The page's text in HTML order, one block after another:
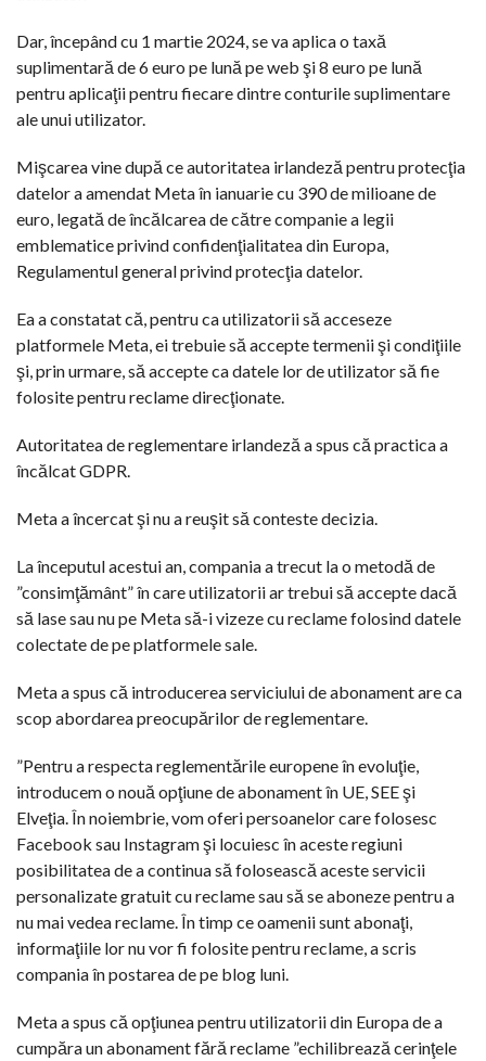
Dar, începând cu 1 martie 2024, se va aplica o taxă
suplimentară de 6 euro pe lună pe web şi 8 euro pe lună
pentru aplicaţii pentru fiecare dintre conturile suplimentare
ale unui utilizator.
Mişcarea vine după ce autoritatea irlandeză pentru protecţia
datelor a amendat Meta în ianuarie cu 390 de milioane de
euro, legată de încălcarea de către companie a legii
emblematice privind confidenţialitatea din Europa,
Regulamentul general privind protecţia datelor.
Ea a constatat că, pentru ca utilizatorii să acceseze
platformele Meta, ei trebuie să accepte termenii şi condiţiile
şi, prin urmare, să accepte ca datele lor de utilizator să fie
folosite pentru reclame direcţionate.
Autoritatea de reglementare irlandeză a spus că practica a
încălcat GDPR.
Meta a încercat şi nu a reuşit să conteste decizia.
La începutul acestui an, compania a trecut la o metodă de
”consimţământ” în care utilizatorii ar trebui să accepte dacă
să lase sau nu pe Meta să-i vizeze cu reclame folosind datele
colectate de pe platformele sale.
Meta a spus că introducerea serviciului de abonament are ca
scop abordarea preocupărilor de reglementare.
”Pentru a respecta reglementările europene în evoluţie,
introducem o nouă opţiune de abonament în UE, SEE şi
Elveţia. În noiembrie, vom oferi persoanelor care folosesc
Facebook sau Instagram şi locuiesc în aceste regiuni
posibilitatea de a continua să folosească aceste servicii
personalizate gratuit cu reclame sau să se aboneze pentru a
nu mai vedea reclame. În timp ce oamenii sunt abonaţi,
informaţiile lor nu vor fi folosite pentru reclame, a scris
compania în postarea de pe blog luni.
Meta a spus că opţiunea pentru utilizatorii din Europa de a
cumpăra un abonament fără reclame ”echilibrează cerinţele